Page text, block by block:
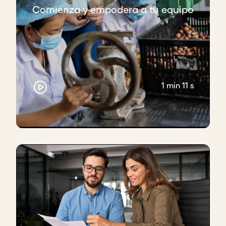
elección a través de muchos libros y decimos, esto
es lo que vamos a leer.
Semanalmente, compartimos un capítulo de ese
libro. ¿Cuáles fueron nuestras visiones? Y las dos
preguntas que siempre nos acompañan son:
“¿cómo aplica esto a nuestra vida personal y cómo
aplica para Disruptia?”
Ese es el tipo de educación que hacemos. Primero,
la autonomía, confiamos mucho en usted. Segundo,
conjuntos para aprenderen el camino, con lo que
más necesito yo y la organización.
Ese es un poco el estilo que tenemos, como muy
propio. No buscamos sistemas externos de
formación, sino más internos, lo que va surgiendo
ahí. Porque yo creo que además lo hemos visto, las
Comienza y empodera a tu equipo
1 min 11 s